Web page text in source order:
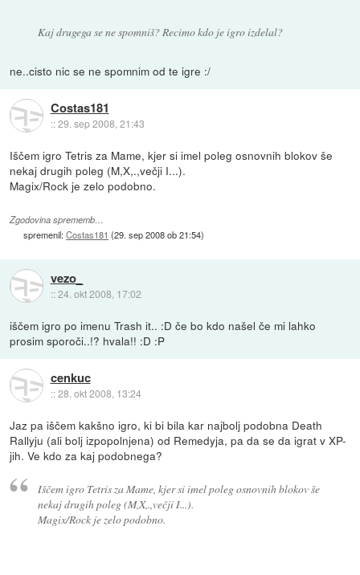
Kaj drugega se ne spomniš? Recimo kdo je igro izdelal?
ne..cisto nic se ne spomnim od te igre :/
Costas181
::29. sep 2008, 21:43
Iščem igro Tetris za Mame, kjer si imel poleg osnovnih blokov še
nekaj drugih poleg (M,X,.,večji I...).
Magix/Rock je zelo podobno.
Zgodovina sprememb…
spremenil:Costas181 (29. sep 2008 ob 21:54)
vezo_
::24. okt 2008, 17:02
iščem igro po imenu Trash it.. :D če bo kdo našel če mi lahko
prosim sporoči..!? hvala!! :D :P
cenkuc
::28. okt 2008, 13:24
Jaz pa iščem kakšno igro, ki bi bila kar najbolj podobna Death
Rallyju (ali bolj izpopolnjena) od Remedyja, pa da se da igrat v XP-
jih. Ve kdo za kaj podobnega?
Iščem igro Tetris za Mame, kjer si imel poleg osnovnih blokov še
nekaj drugih poleg (M,X,.,večji I...).
Magix/Rock je zelo podobno.